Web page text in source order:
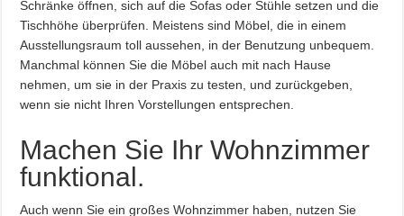
Schränke öffnen, sich auf die Sofas oder Stühle setzen und die
Tischhöhe überprüfen. Meistens sind Möbel, die in einem
Ausstellungsraum toll aussehen, in der Benutzung unbequem.
Manchmal können Sie die Möbel auch mit nach Hause
nehmen, um sie in der Praxis zu testen, und zurückgeben,
wenn sie nicht Ihren Vorstellungen entsprechen.
Machen Sie Ihr Wohnzimmer
funktional.
Auch wenn Sie ein großes Wohnzimmer haben, nutzen Sie